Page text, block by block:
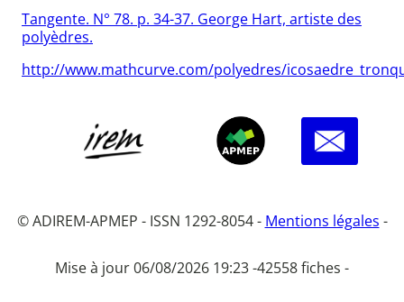
Tangente. N° 78. p. 34-37. George Hart, artiste des
polyèdres.
http://www.mathcurve.com/polyedres/
© ADIREM-APMEP - ISSN 1292-8054 - Mentions légales -
Mise à jour 06/08/2026 19:23 -42558 fiches -